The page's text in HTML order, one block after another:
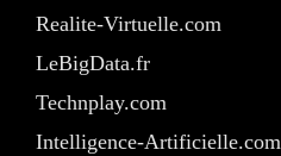
Realite-Virtuelle.com
LeBigData.fr
Technplay.com
Intelligence-Artificielle.com